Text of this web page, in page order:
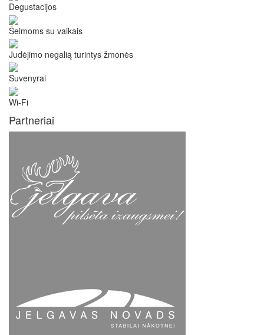
Degustacijos
Šeimoms su vaikais
Judėjimo negalią turintys žmonės
Suvenyrai
Wi-Fi
Partneriai